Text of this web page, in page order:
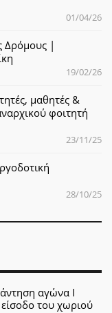
01/04/26
Δρόμους |
19/02/26
μαθητές &
φοιτητή
23/11/25
28/10/25
αγώνα Ι
του χωριού